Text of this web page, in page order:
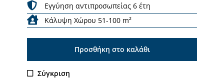
Εγγύηση αντιπροσωπείας 6 έτη
Κάλυψη Χώρου 51-100 m²
Προσθήκη στο καλάθι
Σύγκριση